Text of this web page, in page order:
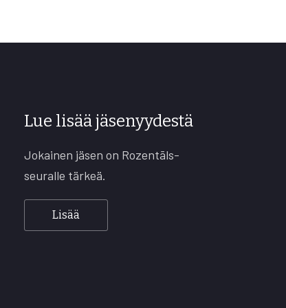
Lue lisää jäsenyydestä
Jokainen jäsen on Rozentāls-
seuralle tärkeä.
Lisää